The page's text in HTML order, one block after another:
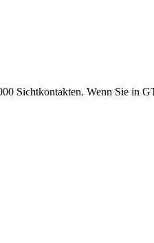
Sichtkontakten. Wenn Sie in